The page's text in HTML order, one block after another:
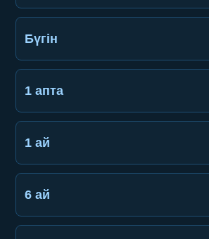
Бүгін
1 апта
1 ай
6 ай